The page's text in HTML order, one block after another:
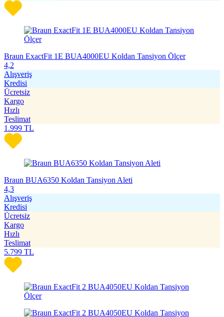
Braun ExactFit 1E BUA4000EU Koldan Tansiyon Ölçer
4,2
Alışveriş
Kredisi
Ücretsiz
Kargo
Hızlı
Teslimat
1.999 TL
Braun BUA6350 Koldan Tansiyon Aleti
4,3
Alışveriş
Kredisi
Ücretsiz
Kargo
Hızlı
Teslimat
5.799 TL